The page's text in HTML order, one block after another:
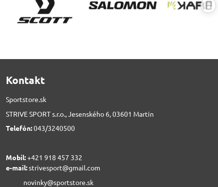
Kontakt
Sportstore.sk
STRIVE SPORT s.r.o., Jesenského 6, 03601 Martin
Telefón:043/3240500
Mobil:+421 918 457 332
e-mail:strivesport@gmail.com
novinky@sportstore.sk